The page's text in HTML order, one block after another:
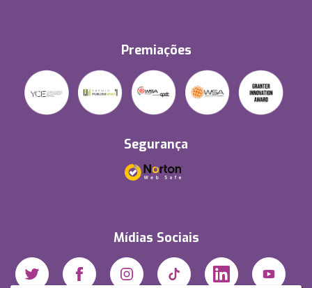
Premiações
Segurança
Mídias Sociais